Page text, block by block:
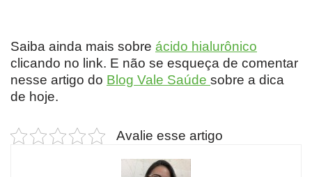
Saiba ainda mais sobre ácido hialurônico
clicando no link. E não se esqueça de comentar
nesse artigo do Blog Vale Saúde sobre a dica
de hoje.
Avalie esse artigo